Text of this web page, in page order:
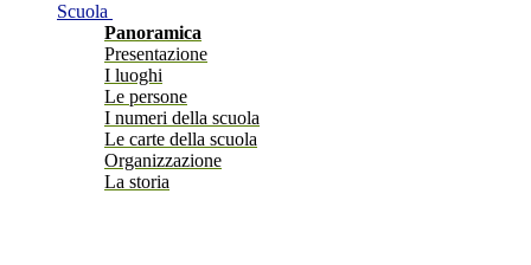
Scuola
Panoramica
Presentazione
I luoghi
Le persone
I numeri della scuola
Le carte della scuola
Organizzazione
La storia